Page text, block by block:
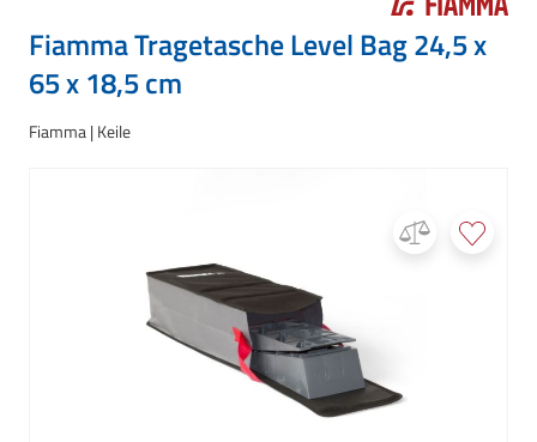
Fiamma Tragetasche Level Bag 24,5 x
65 x 18,5 cm
Fiamma Keile